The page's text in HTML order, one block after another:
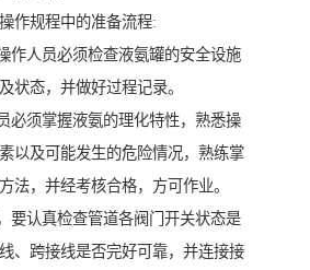
规程中的准备流程:
人员必须检查液氨罐的安全设施
状态，并做好过程记录。
须掌握液氨的理化特性，熟悉操
以及可能发生的危险情况，熟练掌
法，并经考核合格，方可作业。
认真检查管道各阀门开关状态是
、跨接线是否完好可靠，并连接接